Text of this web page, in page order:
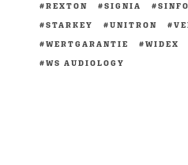
REXTON
SIGNIA
STARKEY
UNITRON
WERTGARANTIE
WIDEX
WS AUDIOLOGY